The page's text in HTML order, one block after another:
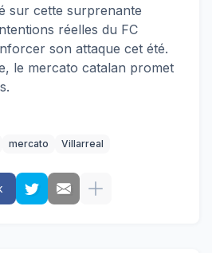
sur cette surprenante
réelles du FC
son attaque cet été.
le mercato catalan promet
mercato Villarreal